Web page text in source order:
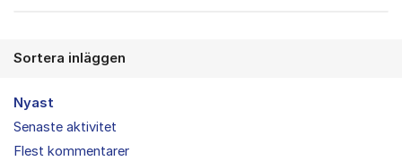
Sortera inläggen
Nyast
Senaste aktivitet
Flest kommentarer